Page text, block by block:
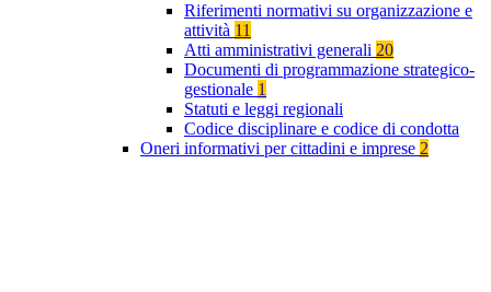
Riferimenti normativi su organizzazione e
attività 11
Atti amministrativi generali 20
Documenti di programmazione strategico-
gestionale 1
Statuti e leggi regionali
Codice disciplinare e codice di condotta
Oneri informativi per cittadini e imprese 2